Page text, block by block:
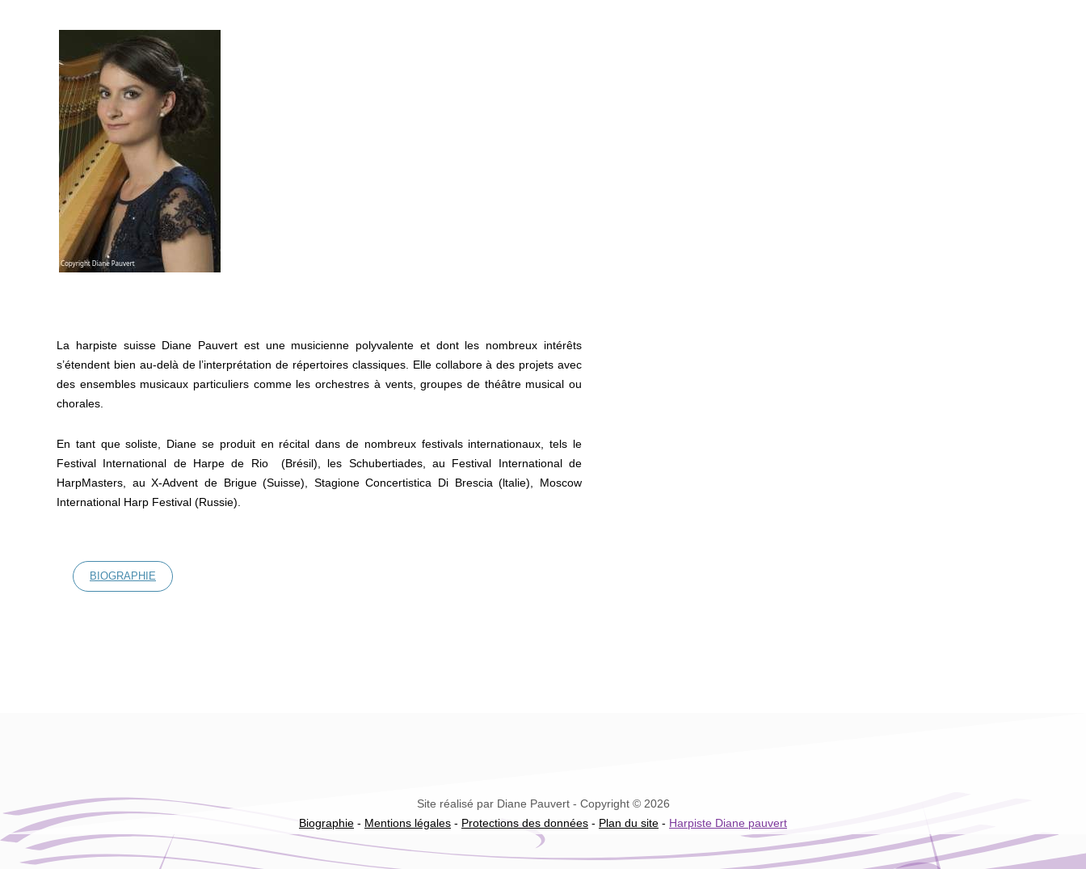
La harpiste suisse Diane Pauvert est une musicienne polyvalente et dont les nombreux intérêts
s’étendent bien au-delà de l’interprétation de répertoires classiques. Elle collabore à des projets avec
des ensembles musicaux particuliers comme les orchestres à vents, groupes de théâtre musical ou
chorales.
En tant que soliste, Diane se produit en récital dans de nombreux festivals internationaux, tels le
Festival International de Harpe de Rio (Brésil), les Schubertiades, au Festival International de
HarpMasters, au X-Advent de Brigue (Suisse), Stagione Concertistica Di Brescia (ltalie), Moscow
International Harp Festival (Russie).
BIOGRAPHIE
Site réalisé par Diane Pauvert - Copyright © 2026
Biographie - Mentions légales - Protections des données - Plan du site - Harpiste Diane pauvert